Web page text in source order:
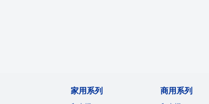
家用系列 商用系列